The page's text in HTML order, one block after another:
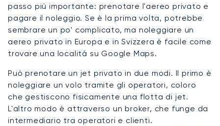
passo più importante: prenotare l'aereo privato e
pagare il noleggio. Se è la prima volta, potrebbe
sembrare un po' complicato, ma noleggiare un
aereo privato in Europa e in Svizzera è facile come
trovare una località su Google Maps.
Può prenotare un jet privato in due modi. Il primo è
noleggiare un volo tramite gli operatori, coloro
che gestiscono fisicamente una flotta di jet.
L'altro modo è attraverso un broker, che funge da
intermediario tra operatori e clienti.